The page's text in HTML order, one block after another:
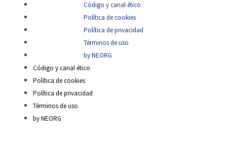
Código y canal ético
Política de cookies
Política de privacidad
Términos de uso
by NEORG
Código y canal ético
Política de cookies
Política de privacidad
Términos de uso
by NEORG